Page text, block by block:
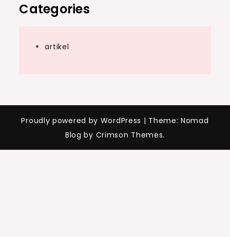
Categories
artikel
Proudly powered by WordPress | Theme: Nomad
Blog by Crimson Themes.